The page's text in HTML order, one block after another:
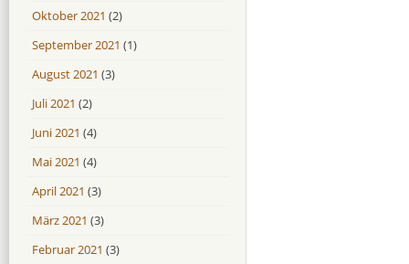
Oktober 2021 (2)
September 2021 (1)
August 2021 (3)
Juli 2021 (2)
Juni 2021 (4)
Mai 2021 (4)
April 2021 (3)
März 2021 (3)
Februar 2021 (3)